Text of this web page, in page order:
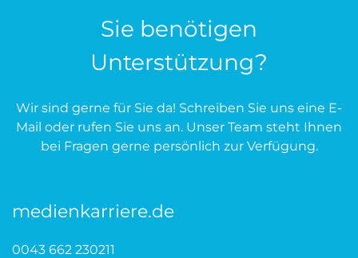
Sie benötigen
Unterstützung?
Wir sind gerne für Sie da! Schreiben Sie uns eine E-
Mail oder rufen Sie uns an. Unser Team steht Ihnen
bei Fragen gerne persönlich zur Verfügung.
medienkarriere.de
0043 662 230211